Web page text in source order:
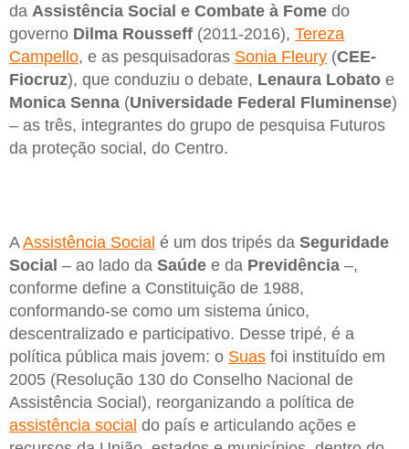
da Assistência Social e Combate à Fome do
governo Dilma Rousseff (2011-2016), Tereza
Campello, e as pesquisadoras Sonia Fleury (CEE-
Fiocruz), que conduziu o debate, Lenaura Lobato e
Monica Senna (Universidade Federal Fluminense)
– as três, integrantes do grupo de pesquisa Futuros
da proteção social, do Centro.
AAssistência Social é um dos tripés da Seguridade
Social – ao lado da Saúde e da Previdência –,
conforme define a Constituição de 1988,
conformando-se como um sistema único,
descentralizado e participativo. Desse tripé, é a
política pública mais jovem: o Suas foi instituído em
2005 (Resolução 130 do Conselho Nacional de
Assistência Social), reorganizando a política de
assistência social do país e articulando ações e